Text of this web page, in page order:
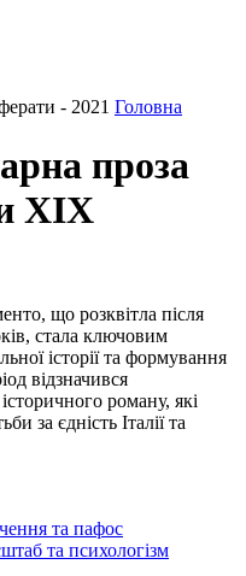
- 2021 Головна
проза
ХІХ
що розквітла після
стала ключовим
історії та формування
відзначився
роману, які
за єдність Італії та
та пафос
та психологізм